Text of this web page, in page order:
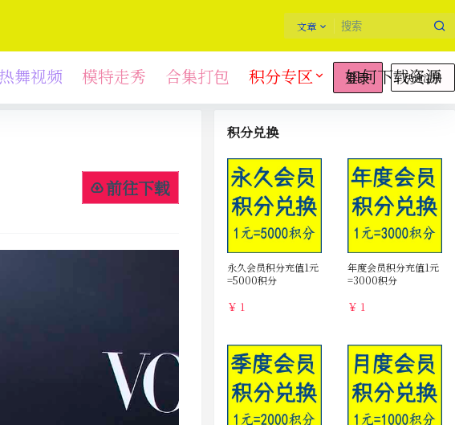
文章
登录 快速注册
热舞视频 模特走秀 合集打包 积分专区 如何下载资源
前往下载
积分兑换
永久会员积分充值1元
=5000积分
￥ 1
年度会员积分充值1元
=3000积分
￥ 1